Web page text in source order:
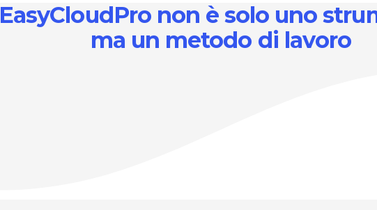
EasyCloudPro non è solo uno
ma un metodo di lavoro